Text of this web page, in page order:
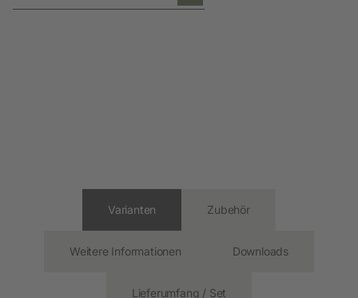
Varianten Zubehör
Weitere Informationen Downloads
Lieferumfang / Set